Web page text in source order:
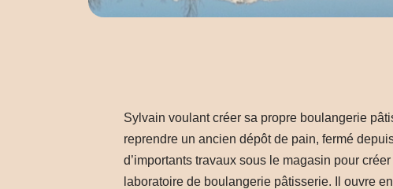
Sylvain voulant créer sa propre boulangerie
reprendre un ancien dépôt de pain, fermé
d’importants travaux sous le magasin pour
laboratoire de boulangerie pâtisserie. Il ouvre